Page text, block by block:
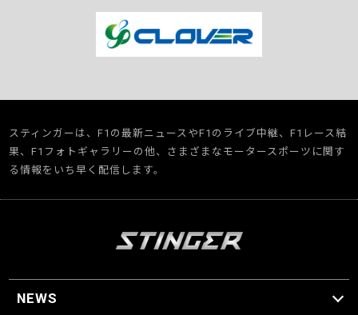
スティンガーは、F1の最新ニュースやF1のライブ中継、F1レース結
果、F1フォトギャラリーの他、さまざまなモータースポーツに関す
る情報をいち早く配信します。
NEWS